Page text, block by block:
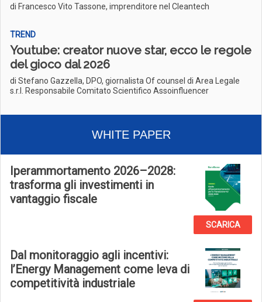
di Francesco Vito Tassone, imprenditore nel Cleantech
TREND
Youtube: creator nuove star, ecco le regole
del gioco dal 2026
di Stefano Gazzella, DPO, giornalista Of counsel di Area Legale
s.r.l. Responsabile Comitato Scientifico Assoinfluencer
WHITE PAPER
Iperammortamento 2026–2028:
trasforma gli investimenti in
vantaggio fiscale
SCARICA
Dal monitoraggio agli incentivi:
l’Energy Management come leva di
competitività industriale